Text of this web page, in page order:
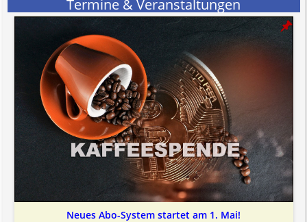
Termine & Veranstaltungen
Neues Abo-System startet am 1. Mai!